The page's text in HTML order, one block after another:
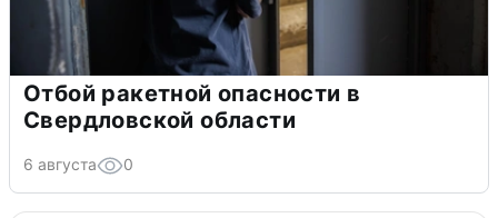
Отбой ракетной опасности в
Свердловской области
6 августа 0